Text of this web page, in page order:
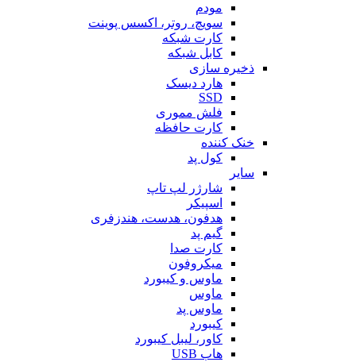
مودم
سویچ، روتر، اکسس پوینت
کارت شبکه
کابل شبکه
ذخیره سازی
هارد دیسک
SSD
فلش مموری
کارت حافظه
خنک کننده
کول پد
سایر
شارژر لپ تاپ
اسپیکر
هدفون، هدست، هندزفری
گیم پد
کارت صدا
میکروفون
ماوس و کیبورد
ماوس
ماوس پد
کیبورد
کاور، لیبل کیبورد
هاب USB